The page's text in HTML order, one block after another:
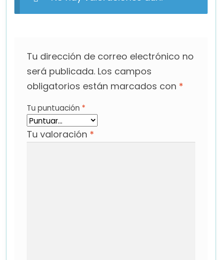
Tu dirección de correo electrónico no
será publicada. Los campos
obligatorios están marcados con *
Tu puntuación *
Tu valoración *